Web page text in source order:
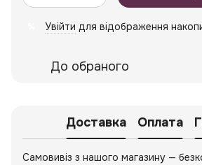
Увійти для відображення
До обраного
Доставка Оплата
Самовивіз з нашого магазину —